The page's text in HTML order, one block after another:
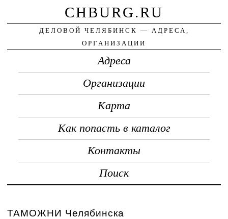
CHBURG.RU
ДЕЛОВОЙ ЧЕЛЯБИНСК — АДРЕСА,
ОРГАНИЗАЦИИ
Адреса
Организации
Карта
Как попасть в каталог
Контакты
Поиск
ТАМОЖНИ Челябинска